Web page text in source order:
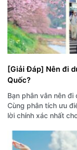
[Giải Đáp] Nên đi
Quốc?
Bạn phân vân nên
Cùng phân tích ưu
lời chính xác nhất